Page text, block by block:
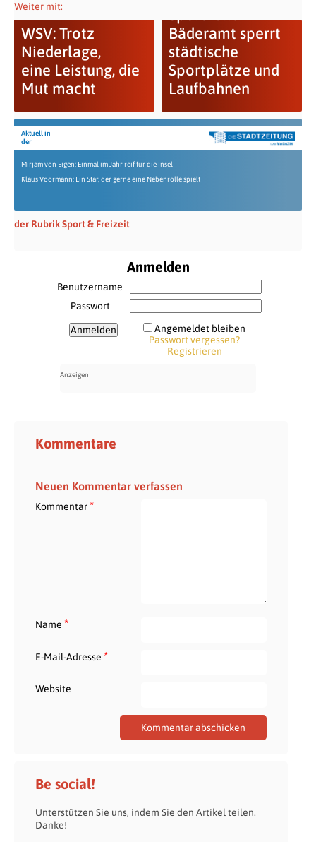
Weiter mit:
WSV: Trotz
Niederlage,
eine Leistung, die
Mut macht
Sport- und
Bäderamt sperrt
städtische
Sportplätze und
Laufbahnen
Aktuell in
der
Mirjam von Eigen: Einmal im Jahr reif für die Insel
Klaus Voormann: Ein Star, der gerne eine Nebenrolle spielt
der Rubrik Sport & Freizeit
Anmelden
Benutzername
Passwort
Angemeldet bleiben
Passwort vergessen?
Registrieren
Kommentare
Neuen Kommentar verfassen
Kommentar*
Name *
E-Mail-Adresse *
Website
Be social!
Unterstützen Sie uns, indem Sie den Artikel teilen.
Danke!